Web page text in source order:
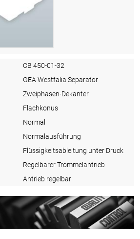
CB 450-01-32
GEA Westfalia Separator
Zweiphasen-Dekanter
Flachkonus
Normal
Normalausführung
Flüssigkeitsableitung unter Druck
Regelbarer Trommelantrieb
Antrieb regelbar